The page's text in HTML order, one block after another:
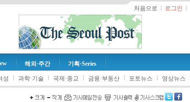
처음으로 l 로그인 l
해외·주간 기획·Series
성 l 과학·기술 l 국제·종교 l 금융·부동산 l 포토뉴스 l 영상뉴스